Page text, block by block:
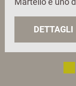
Martello è uno
DETTAGLI